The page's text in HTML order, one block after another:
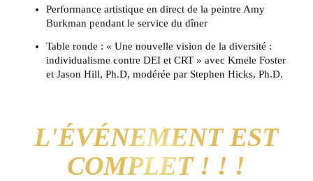
Performance artistique en direct de la peintre Amy
Burkman pendant le service du dîner
Table ronde : « Une nouvelle vision de la diversité :
individualisme contre DEI et CRT » avec Kmele Foster
et Jason Hill, Ph.D, modérée par Stephen Hicks, Ph.D.
L'ÉVÉNEMENT EST
COMPLET ! ! !